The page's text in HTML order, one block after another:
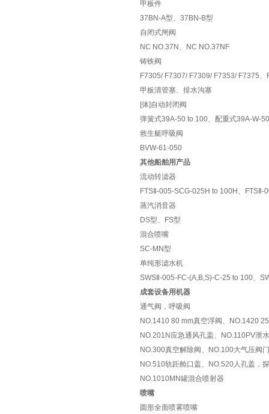
甲板件
37BN-A型、 37BN-B型
自闭式闸阀
NC NO.37N 、NC NO.37NF
铸铁阀
F7305/ F7307/ F7309/ F7353/ F7375
甲板清管塞、排水沟塞
[体]自动封闭阀
弹簧式39A-50 to 100、配重式39A-W-
救生艇呼吸阀
BVW-61-050
其他船舶用产品
流动转滤器
FTSⅡ-005-SCG-025H to 100H 、
FTSⅡ-
蒸汽消音器
DS型、FS型
混合喷嘴
SC-MN型
单纯形滤水机
SWSⅡ-005-FC-(A,B,S)-C-25 to 100、
成套设备用机器
通气阀，呼吸阀
NO.1410 80 mm真空浮阀、
NO.1420
NO.201N应急通风孔盖、
NO.110PV泄
NO.300真空解除阀、NO.100大气压阀
NO.510轨距舱口盖、NO.520人孔盖，
NO.1010MN罐混合喷射器
喷嘴
圆形全面喷雾喷嘴